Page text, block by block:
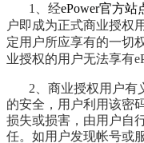
1、经ePower官方站
户即成为正式商业授权
定用户所应享有的一切
业授权的用户无法享有
2、商业授权用户有
的安全，用户利用该密
损失或损害，由用户自
任。如用户发现帐号或